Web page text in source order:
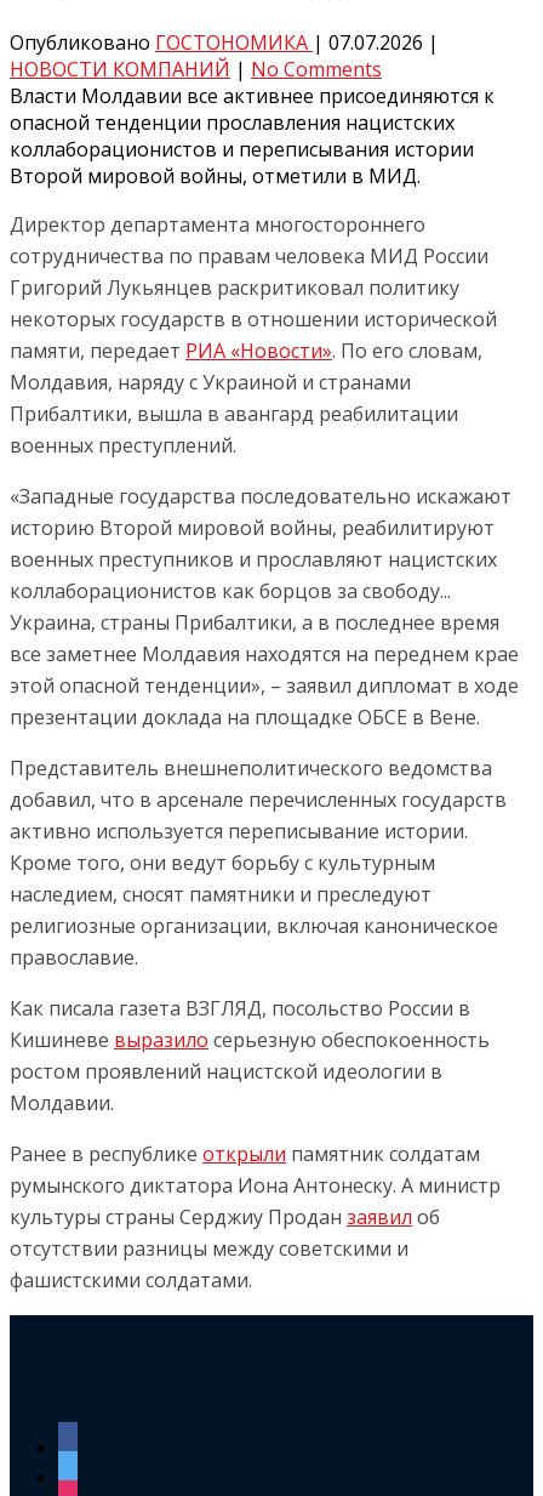
Опубликовано ГОСТОНОМИКА | 07.07.2026 |
НОВОСТИ КОМПАНИЙ | No Comments
Власти Молдавии все активнее присоединяются к
опасной тенденции прославления нацистских
коллаборационистов и переписывания истории
Второй мировой войны, отметили в МИД.
Директор департамента многостороннего
сотрудничества по правам человека МИД России
Григорий Лукьянцев раскритиковал политику
некоторых государств в отношении исторической
памяти, передает РИА «Новости». По его словам,
Молдавия, наряду с Украиной и странами
Прибалтики, вышла в авангард реабилитации
военных преступлений.
«Западные государства последовательно искажают
историю Второй мировой войны, реабилитируют
военных преступников и прославляют нацистских
коллаборационистов как борцов за свободу...
Украина, страны Прибалтики, а в последнее время
все заметнее Молдавия находятся на переднем крае
этой опасной тенденции», – заявил дипломат в ходе
презентации доклада на площадке ОБСЕ в Вене.
Представитель внешнеполитического ведомства
добавил, что в арсенале перечисленных государств
активно используется переписывание истории.
Кроме того, они ведут борьбу с культурным
наследием, сносят памятники и преследуют
религиозные организации, включая каноническое
православие.
Как писала газета ВЗГЛЯД, посольство России в
Кишиневе выразило серьезную обеспокоенность
ростом проявлений нацистской идеологии в
Молдавии.
Ранее в республике открыли памятник солдатам
румынского диктатора Иона Антонеску. А министр
культуры страны Серджиу Продан заявил об
отсутствии разницы между советскими и
фашистскими солдатами.